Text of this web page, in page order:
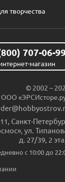
творчества
707-06-
магазин
© 2002 –
ООО
Санкт-
ул.
д. 27/39, 2
c 10:00 до